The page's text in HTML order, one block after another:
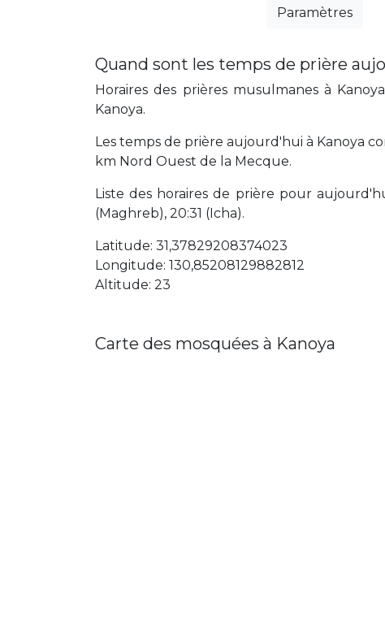
Paramètres
Quand sont les temps de prière
Horaires des prières musulmanes à
Kanoya.
Les temps de prière aujourd'hui à Kanoya
km Nord Ouest de la Mecque.
Liste des horaires de prière pour
(Maghreb), 20:31 (Icha).
Latitude: 31,37829208374023
Longitude: 130,85208129882812
Altitude: 23
Carte des mosquées à Kanoya